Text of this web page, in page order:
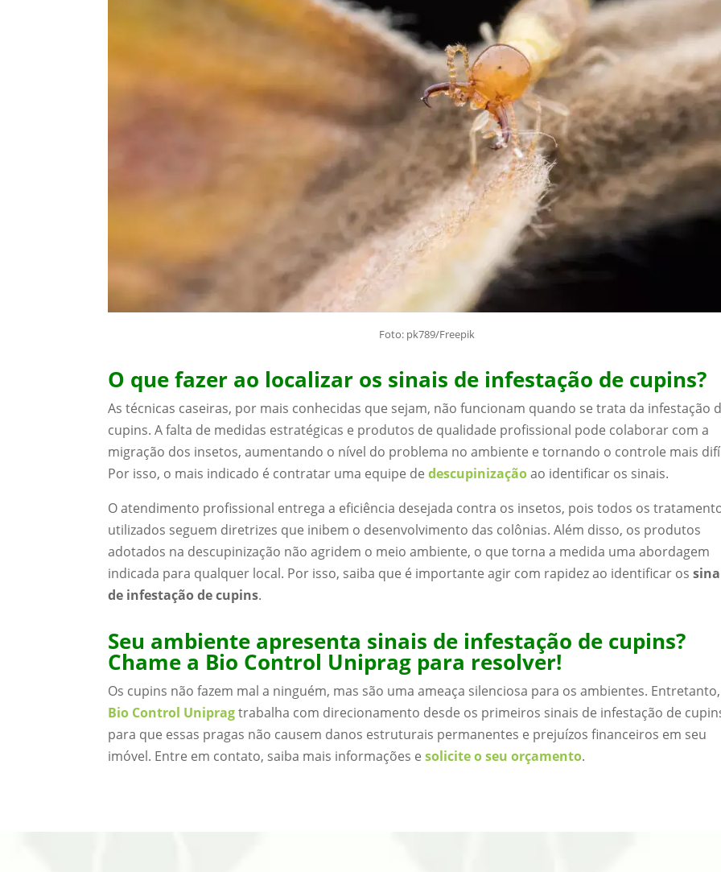
Foto: pk789/Freepik
O que fazer ao localizar os sinais de infestação de cupins?
As técnicas caseiras, por mais conhecidas que sejam, não funcionam quando se trata da infestação
cupins. A falta de medidas estratégicas e produtos de qualidade profissional pode colaborar com a
migração dos insetos, aumentando o nível do problema no ambiente e tornando o controle mais
Por isso, o mais indicado é contratar uma equipe de descupinizaçãoao identificar os sinais.
O atendimento profissional entrega a eficiência desejada contra os insetos, pois todos os
utilizados seguem diretrizes que inibem o desenvolvimento das colônias. Além disso, os produtos
adotados na descupinização não agridem o meio ambiente, o que torna a medida uma abordagem
indicada para qualquer local. Por isso, saiba que é importante agir com rapidez ao identificar os
de infestação de cupins.
Seu ambiente apresenta sinais de infestação de cupins?
Chame a Bio Control Uniprag para resolver!
Os cupins não fazem mal a ninguém, mas são uma ameaça silenciosa para os ambientes.
Bio Control Unipragtrabalha com direcionamento desde os primeiros sinais de infestação de
para que essas pragas não causem danos estruturais permanentes e prejuízos financeiros em seu
imóvel. Entre em contato, saiba mais informações e solicite o seu orçamento.